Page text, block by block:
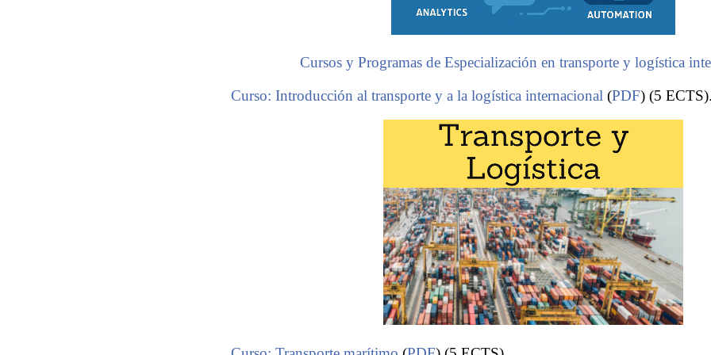
Cursos y Programas de Especialización en transporte y logística
Curso: Introducción al transporte y a la logística internacional (PDF) (5 ECTS).